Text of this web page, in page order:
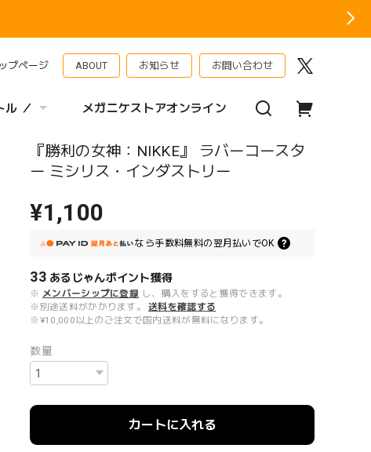
プページ ABOUT お知らせ お問い合わせ
ル ／ メガニケストアオンライン
『勝利の女神：NIKKE』 ラバーコースタ
ー ミシリス・インダストリー
¥1,100
なら手数料無料の 翌月払いでOK
33 あるじゃんポイント獲得
※ メンバーシップに登録 し、購入をすると獲得できます。
※別途送料がかかります。
送料を確認する
※¥10,000以上のご注文で国内送料が無料になります。
数量
カートに入れる